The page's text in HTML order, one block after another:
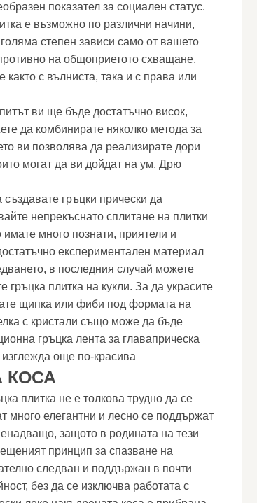
показател за социален статус.
е възможно по различни начини,
степен зависи само от вашето
на общоприетото схващане,
както с вълниста, така и с права или
ви ще бъде достатъчно висок,
да комбинирате няколко метода за
ви позволява да реализирате дори
могат да ви дойдат на ум. Дрю
гръцки прически да
непрекъснато сплитане на плитки
много познати, приятели и
експериментален материал
в последния случай можете
гръцка плитка на кукли. За да украсите
щипка или фиби под формата на
с кристали също може да бъде
гръцка лента за главаприческа
изглежда още по-красива
КОСА
плитка не е толкова трудно да се
много елегантни и лесно се поддържат
защото в родината на тези
принцип за спазване на
следван и поддържан в почти
без да се изключва работата с